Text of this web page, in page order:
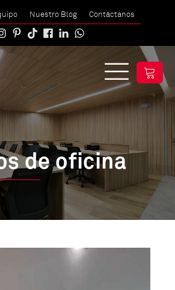
Nuestro Blog Contáctanos
de oficina